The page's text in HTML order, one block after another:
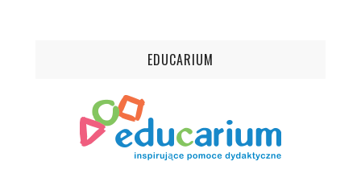
EDUCARIUM